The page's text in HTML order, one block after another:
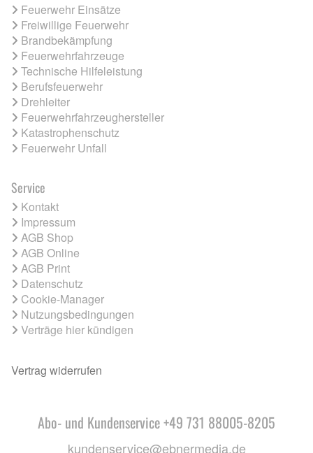
Feuerwehr Einsätze
Freiwillige Feuerwehr
Brandbekämpfung
Feuerwehrfahrzeuge
Technische Hilfeleistung
Berufsfeuerwehr
Drehleiter
Feuerwehrfahrzeughersteller
Katastrophenschutz
Feuerwehr Unfall
Service
Kontakt
Impressum
AGB Shop
AGB Online
AGB Print
Datenschutz
Cookie-Manager
Nutzungsbedingungen
Verträge hier kündigen
Vertrag widerrufen
Abo- und Kundenservice +49 731 88005-8205
kundenservice@ebnermedia.de